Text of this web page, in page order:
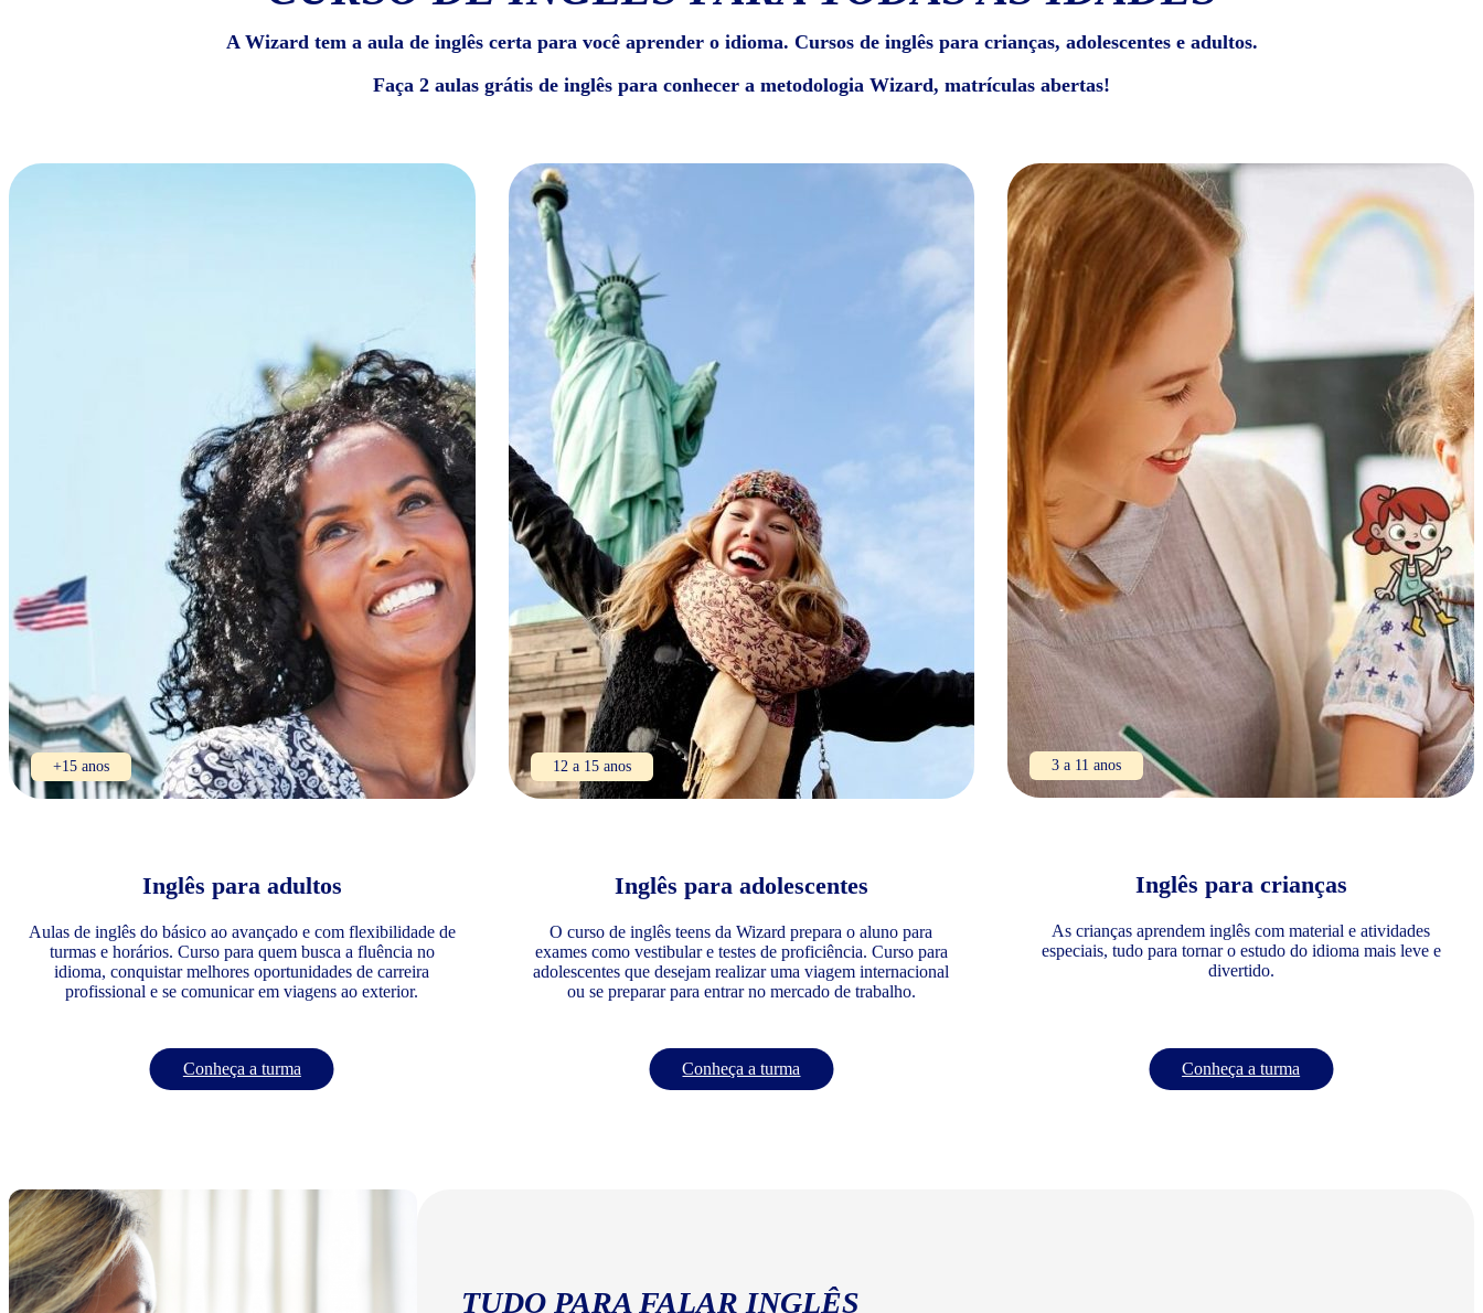
A Wizard tem a aula de inglês certa para você aprender o idioma. Cursos de inglês para crianças, adolescentes e adultos.
Faça 2 aulas grátis de inglês para conhecer a metodologia Wizard, matrículas abertas!
+15 anos
Inglês para adultos
Aulas de inglês do básico ao avançado e com flexibilidade de
turmas e horários. Curso para quem busca a fluência no
idioma, conquistar melhores oportunidades de carreira
profissional e se comunicar em viagens ao exterior.
Conheça a turma
12 a 15 anos
Inglês para adolescentes
O curso de inglês teens da Wizard prepara o aluno para
exames como vestibular e testes de proficiência. Curso para
adolescentes que desejam realizar uma viagem internacional
ou se preparar para entrar no mercado de trabalho.
Conheça a turma
3 a 11 anos
Inglês para crianças
As crianças aprendem inglês com material e atividades
especiais, tudo para tornar o estudo do idioma mais leve e
divertido.
Conheça a turma
TUDO PARA FALAR INGLÊS